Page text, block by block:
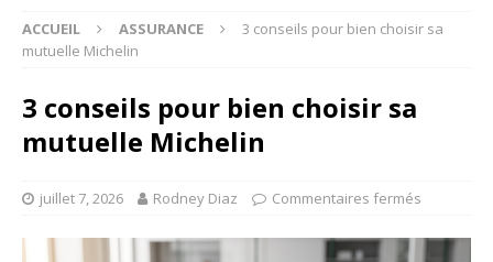
ACCUEIL ASSURANCE
3 conseils pour bien choisir sa
mutuelle Michelin
3 conseils pour bien choisir sa
mutuelle Michelin
juillet 7, 2026 Rodney Diaz Commentaires fermés